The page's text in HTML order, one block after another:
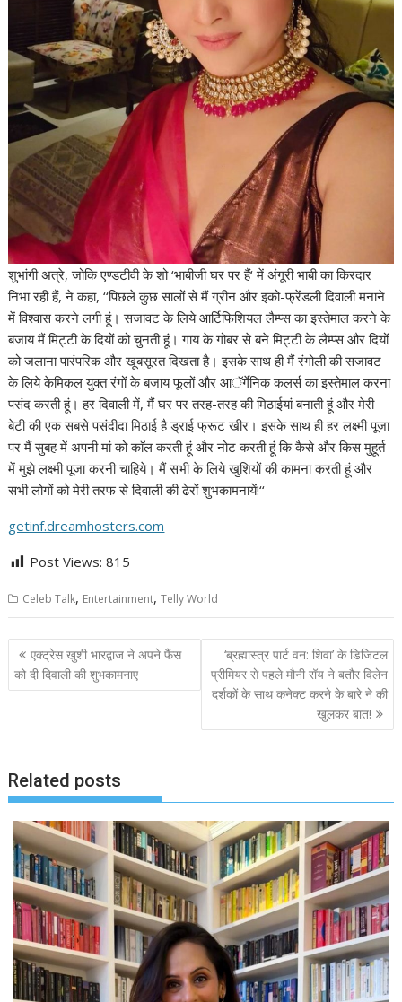
शुभांगी अत्रे, जोकि एण्डटीवी के शो ‘भाबीजी घर पर हैं‘ में अंगूरी भाबी का किरदार
निभा रही हैं, ने कहा, ‘‘पिछले कुछ सालों से मैं ग्रीन और इको-फ्रेंडली दिवाली मनाने
में विश्वास करने लगी हूं। सजावट के लिये आर्टिफिशियल लैम्प्स का इस्तेमाल करने के
बजाय मैं मिट्टी के दियों को चुनती हूं। गाय के गोबर से बने मिट्टी के लैम्प्स और दियों
को जलाना पारंपरिक और खूबसूरत दिखता है। इसके साथ ही मैं रंगोली की सजावट
के लिये केमिकल युक्त रंगों के बजाय फूलों और आॅर्गेनिक कलर्स का इस्तेमाल करना
पसंद करती हूं। हर दिवाली में, मैं घर पर तरह-तरह की मिठाईयां बनाती हूं और मेरी
बेटी की एक सबसे पसंदीदा मिठाई है ड्राई फ्रूट खीर। इसके साथ ही हर लक्ष्मी पूजा
पर मैं सुबह में अपनी मां को काॅल करती हूं और नोट करती हूं कि कैसे और किस मुहूर्त
में मुझे लक्ष्मी पूजा करनी चाहिये। मैं सभी के लिये खुशियों की कामना करती हूं और
सभी लोगों को मेरी तरफ से दिवाली की ढेरों शुभकामनायें!‘‘
getinf.dreamhosters.com
Post Views: 815
Celeb Talk, Entertainment,Telly World
Post
navigation
एक्ट्रेस खुशी भारद्वाज ने अपने फैंस
को दी दिवाली की शुभकामनाए
‘ब्रह्मास्त्र पार्ट वन: शिवा’ के डिजिटल
प्रीमियर से पहले मौनी रॉय ने बतौर विलेन
दर्शकों के साथ कनेक्ट करने के बारे ने की
खुलकर बात!
Related posts